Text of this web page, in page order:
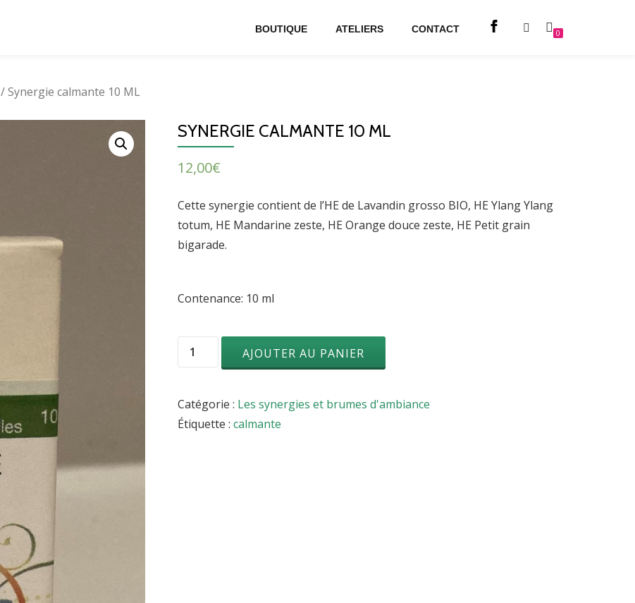
BOUTIQUE ATELIERS CONTACT 0
/ Synergie calmante 10 ML
SYNERGIE CALMANTE 10 ML
12,00€
Cette synergie contient de l’HE de Lavandin grosso BIO, HE Ylang Ylang
totum, HE Mandarine zeste, HE Orange douce zeste, HE Petit grain
bigarade.
Contenance: 10 ml
quantité
de
calmante
10
AJOUTER AU PANIER
Catégorie : Les synergies et brumes d'ambiance
Étiquette : calmante